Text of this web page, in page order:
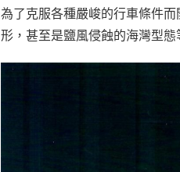
為了克服各種嚴峻的行車條件
形，甚至是鹽風侵蝕的海灣型